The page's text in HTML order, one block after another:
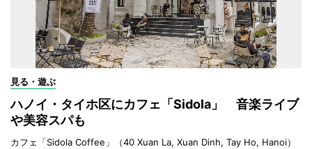
見る・遊ぶ
ハノイ・タイホ区にカフェ「Sidola」 音楽ライブ
や美容スパも
カフェ「Sidola Coffee」（40 Xuan La, Xuan Dinh, Tay Ho, Hanoi）